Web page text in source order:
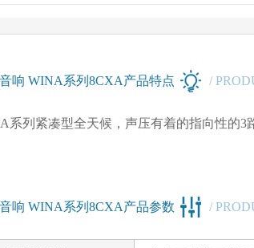
响 WINA系列8CXA产品特点 /
系列紧凑型全天候，声压有着的指向性的
响 WINA系列8CXA产品参数 /